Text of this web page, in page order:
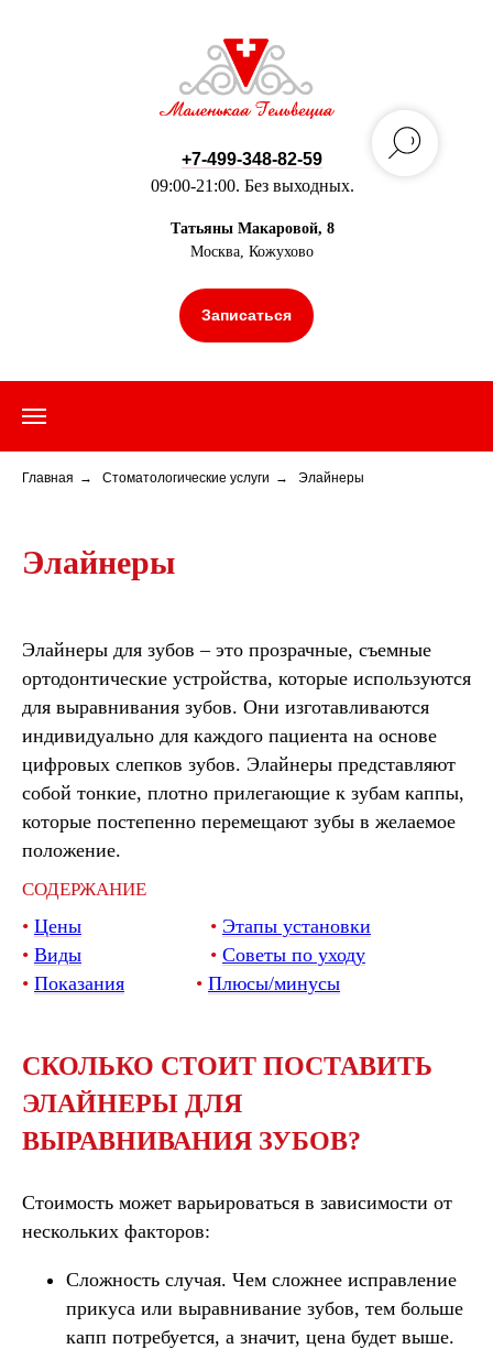
+7-499-348-82-59
09:00-21:00. Без выходных.
Татьяны Макаровой, 8
Москва, Кожухово
Записаться
Главная → Стоматологические услуги → Элайнеры
Элайнеры
Элайнеры для зубов – это прозрачные, съемные
ортодонтические устройства, которые используются
для выравнивания зубов. Они изготавливаются
индивидуально для каждого пациента на основе
цифровых слепков зубов. Элайнеры представляют
собой тонкие, плотно прилегающие к зубам каппы,
которые постепенно перемещают зубы в желаемое
положение.
СОДЕРЖАНИЕ
• Цены ⠀⠀⠀⠀⠀⠀⠀⠀⠀• Этапы установки
• Виды ⠀⠀⠀⠀⠀⠀⠀⠀⠀• Советы по уходу
• Показания ⠀⠀⠀⠀⠀• Плюсы/минусы
СКОЛЬКО СТОИТ ПОСТАВИТЬ
ЭЛАЙНЕРЫ ДЛЯ
ВЫРАВНИВАНИЯ ЗУБОВ?
Стоимость может варьироваться в зависимости от
нескольких факторов:
Сложность случая. Чем сложнее исправление
прикуса или выравнивание зубов, тем больше
капп потребуется, а значит, цена будет выше.